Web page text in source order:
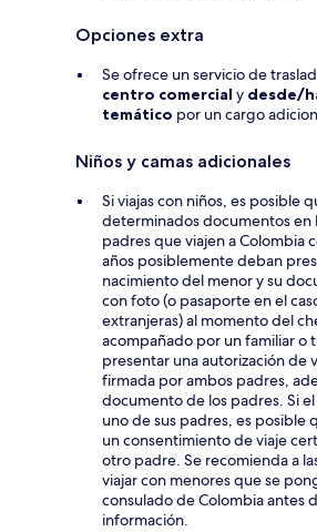
Opciones extra
Se ofrece un servicio de
centro comercial y desde/
temático por un cargo
Niños y camas adicionales
Si viajas con niños, es posible
determinados documentos en
padres que viajen a Colombia
años posiblemente deban
nacimiento del menor y su
con foto (o pasaporte en el
extranjeras) al momento del
acompañado por un familiar o
presentar una autorización de
firmada por ambos padres,
documento de los padres. Si
uno de sus padres, es posible
un consentimiento de viaje
otro padre. Se recomienda a
viajar con menores que se
consulado de Colombia antes
información.